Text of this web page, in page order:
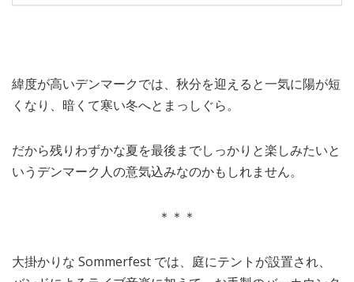
緯度が高いデンマークでは、秋分を迎えると一気に陽が短
くなり、暗くて寒い冬へとまっしぐら。
だから残りわずかな夏を最後までしっかりと楽しみたいと
いうデンマーク人の意気込みなのかもしれません。
＊＊＊
大掛かりな Sommerfest では、庭にテントが設置され、